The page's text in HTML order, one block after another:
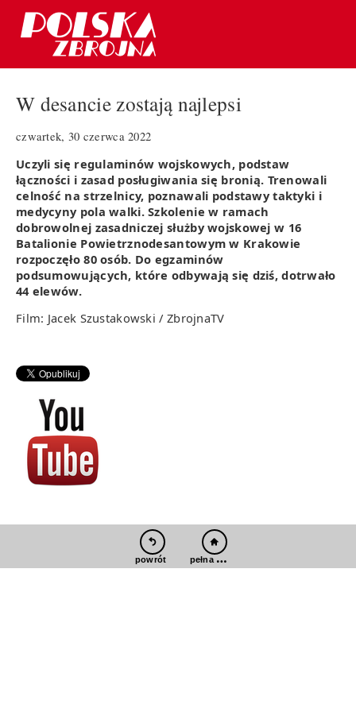
W desancie zostają najlepsi
czwartek, 30 czerwca 2022
Uczyli się regulaminów wojskowych, podstaw
łączności i zasad posługiwania się bronią. Trenowali
celność na strzelnicy, poznawali podstawy taktyki i
medycyny pola walki. Szkolenie w ramach
dobrowolnej zasadniczej służby wojskowej w 16
Batalionie Powietrznodesantowym w Krakowie
rozpoczęło 80 osób. Do egzaminów
podsumowujących, które odbywają się dziś, dotrwało
44 elewów.
Film: Jacek Szustakowski / ZbrojnaTV
powrót pełna wersja